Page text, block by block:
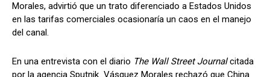
Morales, advirtió que un trato diferenciado a Estados Unidos
en las tarifas comerciales ocasionaría un caos en el manejo
del canal.
En una entrevista con el diario The Wall Street Journalcitada